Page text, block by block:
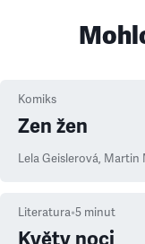
Komiks
Zen žen
Lela Geislerová, Martin
Literatura•5 minut
Květy noci